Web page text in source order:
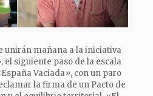
unirán mañana a la iniciativa
el siguiente paso de la escala
Vaciada», con un paro
la firma de un Pacto de